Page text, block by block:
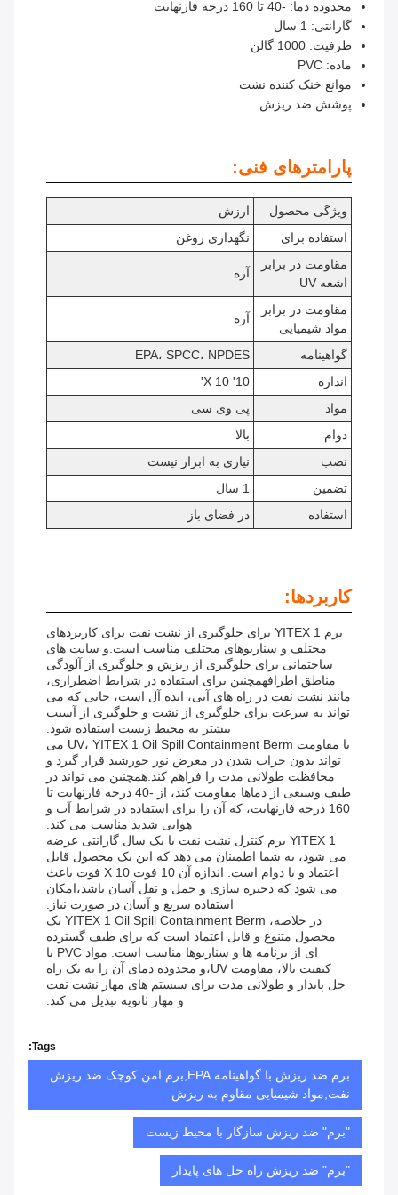
محدوده دما: -40 تا 160 درجه فارنهایت
گارانتی: 1 سال
ظرفیت: 1000 گالن
ماده: PVC
موانع خنک کننده نشت
پوشش ضد ریزش
پارامترهای فنی:
ویژگی محصول
ارزش
استفاده برای
نگهداری روغن
مقاومت در برابر
اشعه UV
آره
مقاومت در برابر
مواد شیمیایی
آره
گواهینامه
EPA، SPCC، NPDES
اندازه
10' X 10'
مواد
پی وی سی
دوام
بالا
نصب
نیازی به ابزار نیست
تضمین
1 سال
استفاده
در فضای باز
کاربردها:
برم YITEX 1 برای جلوگیری از نشت نفت برای کاربردهای
مختلف و سناریوهای مختلف مناسب است.و سایت های
ساختمانی برای جلوگیری از ریزش و جلوگیری از آلودگی
مناطق اطرافهمچنین برای استفاده در شرایط اضطراری،
مانند نشت نفت در راه های آبی، ایده آل است، جایی که می
تواند به سرعت برای جلوگیری از نشت و جلوگیری از آسیب
بیشتر به محیط زیست استفاده شود.
با مقاومت UV، YITEX 1 Oil Spill Containment Berm می
تواند بدون خراب شدن در معرض نور خورشید قرار گیرد و
محافظت طولانی مدت را فراهم کند.همچنین می تواند در
طیف وسیعی از دماها مقاومت کند، از -40 درجه فارنهایت تا
160 درجه فارنهایت، که آن را برای استفاده در شرایط آب و
هوایی شدید مناسب می کند.
YITEX 1 برم کنترل نشت نفت با یک سال گارانتی عرضه
می شود، به شما اطمینان می دهد که این یک محصول قابل
اعتماد و با دوام است. اندازه آن 10 فوت X 10 فوت باعث
می شود که ذخیره سازی و حمل و نقل آسان باشد،امکان
استفاده سریع و آسان در صورت نیاز.
در خلاصه، YITEX 1 Oil Spill Containment Berm یک
محصول متنوع و قابل اعتماد است که برای طیف گسترده
ای از برنامه ها و سناریوها مناسب است. مواد PVC با
کیفیت بالا، مقاومت UV،و محدوده دمای آن را به یک راه
حل پایدار و طولانی مدت برای سیستم های مهار نشت نفت
و مهار ثانویه تبدیل می کند.
Tags:
برم ضد ریزش با گواهینامه EPA,برم امن کوچک ضد ریزش
نفت,مواد شیمیایی مقاوم به ریزش
"برم" ضد ریزش سازگار با محیط زیست
"برم" ضد ریزش راه حل های پایدار